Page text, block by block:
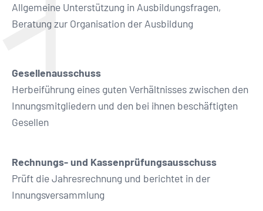
Allgemeine Unterstützung in Ausbildungsfragen,
Beratung zur Organisation der Ausbildung
Gesellenausschuss
Herbeiführung eines guten Verhältnisses zwischen den
Innungsmitgliedern und den bei ihnen beschäftigten
Gesellen
Rechnungs- und Kassenprüfungsausschuss
Prüft die Jahresrechnung und berichtet in der
Innungsversammlung